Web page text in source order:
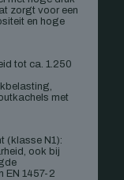
zorgt voor een
en hoge
tot ca. 1.250
met
(klasse N1):
ook bij
EN 1457-2